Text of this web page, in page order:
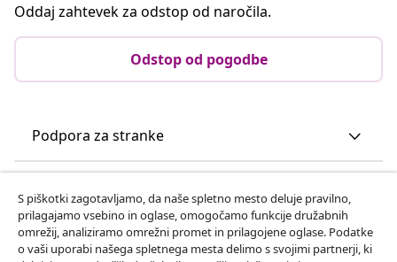
Oddaj zahtevek za odstop od naročila.
Odstop od pogodbe
Podpora za stranke
vidaXL
S piškotki zagotavljamo, da naše spletno mesto deluje pravilno,
prilagajamo vsebino in oglase, omogočamo funkcije družabnih
omrežij, analiziramo omrežni promet in prilagojene oglase. Podatke
o vaši uporabi našega spletnega mesta delimo s svojimi partnerji, ki